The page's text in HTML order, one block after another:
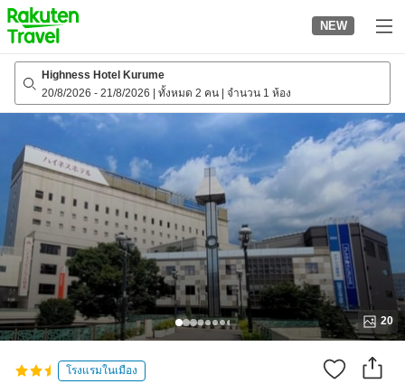
to
top
page
NEW
Highness Hotel Kurume
20/8/2026 - 21/8/2026 ทั้งหมด 2 คน จำนวน 1 ห้อง
20
โรงแรมในเมือง